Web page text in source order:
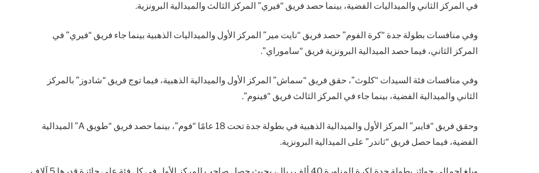
في المركز الثاني والميداليات الفضية، بينما حصد فريق “فيري” المركز الثالث والميدالية البرونزية.
وفي منافسات بطولة جدة “كرة الفوم” حصد فريق “نايت مير” المركز الأول والميداليات الذهبية بينما جاء فريق “فيري” في
المركز الثاني، فيما حصد الميدالية البرونزية فريق “ساموراي”.
وفي منافسات فئة السيدات “كلوث”، حقق فريق “سماش” المركز الأول والميدالية الذهبية، فيما توج فريق “شادوز” بالمركز
الثاني والميدالية الفضية، بينما جاء في المركز الثالث فريق “فينوم”.
وحقق فريق “فايبر” المركز الأول والميدالية الذهبية في بطولة جدة تحت 18 عامًا “فوم”، بينما حصد فريق “طويق A” الميدالية
الفضية، فيما حصل فريق “ثاندر” على الميدالية البرونزية.